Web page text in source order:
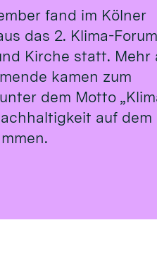
fand im Kölner
das 2. Klima-
Kirche statt. Mehr
kamen zum
dem Motto
auf dem